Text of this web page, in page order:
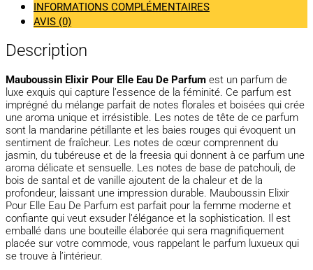
INFORMATIONS COMPLÉMENTAIRES
AVIS (0)
Description
Mauboussin Elixir Pour Elle Eau De Parfum est un parfum de
luxe exquis qui capture l’essence de la féminité. Ce parfum est
imprégné du mélange parfait de notes florales et boisées qui crée
une aroma unique et irrésistible. Les notes de tête de ce parfum
sont la mandarine pétillante et les baies rouges qui évoquent un
sentiment de fraîcheur. Les notes de cœur comprennent du
jasmin, du tubéreuse et de la freesia qui donnent à ce parfum une
aroma délicate et sensuelle. Les notes de base de patchouli, de
bois de santal et de vanille ajoutent de la chaleur et de la
profondeur, laissant une impression durable. Mauboussin Elixir
Pour Elle Eau De Parfum est parfait pour la femme moderne et
confiante qui veut exsuder l’élégance et la sophistication. Il est
emballé dans une bouteille élaborée qui sera magnifiquement
placée sur votre commode, vous rappelant le parfum luxueux qui
se trouve à l’intérieur.